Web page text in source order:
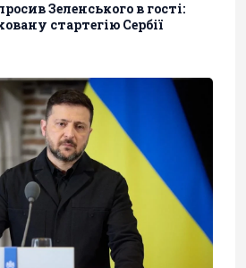
Зеленського в гості:
стартегію Сербії